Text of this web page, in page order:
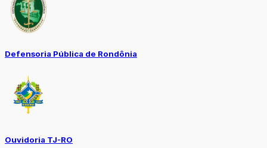
Defensoria Pública de Rondônia
Ouvidoria TJ-RO